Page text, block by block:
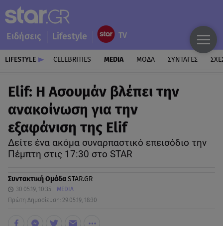
Ειδήσεις Lifestyle
LIFESTYLE CELEBRITIES MEDIA ΜΟΔΑ ΣΥΝΤΑΓΕΣ
Elif: Η Ασουμάν βλέπει την
ανακοίνωση για την
εξαφάνιση της Elif
Δείτε ένα ακόμα συναρπαστικό επεισόδιο την
Πέμπτη στις 17:30 στο STAR
Συντακτική ΟμάδαSTAR.GR
30.05.19, 10:35
MEDIA
Πρώτη Δημοσίευση: 29.05.19, 18:30